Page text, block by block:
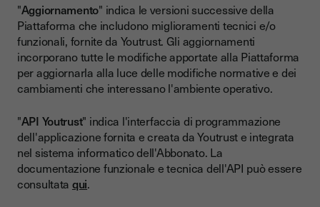
"Aggiornamento" indica le versioni successive della
Piattaforma che includono miglioramenti tecnici e/o
funzionali, fornite da Youtrust. Gli aggiornamenti
incorporano tutte le modifiche apportate alla Piattaforma
per aggiornarla alla luce delle modifiche normative e dei
cambiamenti che interessano l'ambiente operativo.
"API Youtrust" indica l'interfaccia di programmazione
dell'applicazione fornita e creata da Youtrust e integrata
nel sistema informatico dell'Abbonato. La
documentazione funzionale e tecnica dell'API può essere
consultata qui.